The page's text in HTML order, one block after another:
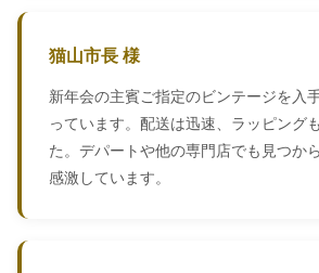
猫山市長 様
新年会の主賓ご指定のビンテージを入
っています。配送は迅速、ラッピング
た。デパートや他の専門店でも見つか
感激しています。